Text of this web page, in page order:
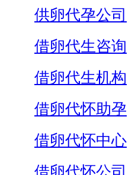
供卵代孕公司
借卵代生咨询
借卵代生机构
借卵代怀助孕
借卵代怀中心
借卵代怀公司